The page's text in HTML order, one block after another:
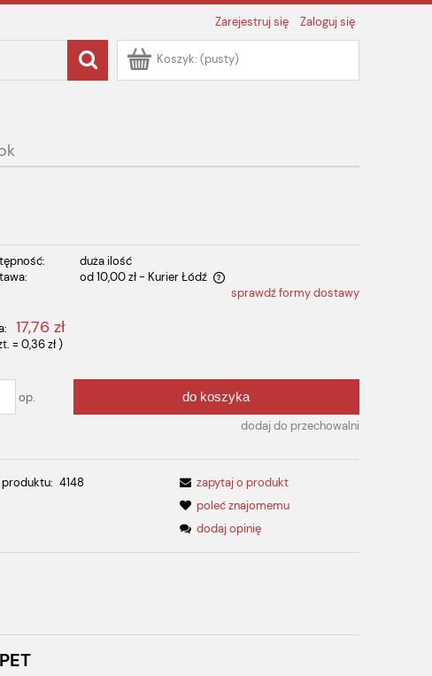
Zarejestruj się Zaloguj się
Koszyk: (pusty)
duża ilość
od 10,00 zł - Kurier Łódź
sprawdź formy dostawy
17,76 zł
=0,36 zł)
op.
do koszyka
dodaj do przechowalni
produktu: 4148
zapytaj o produkt
poleć znajomemu
dodaj opinię